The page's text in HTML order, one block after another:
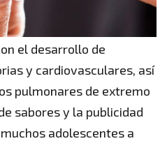
el desarrollo de
y cardiovasculares, así
pulmonares de extremo
sabores y la publicidad
adolescentes a